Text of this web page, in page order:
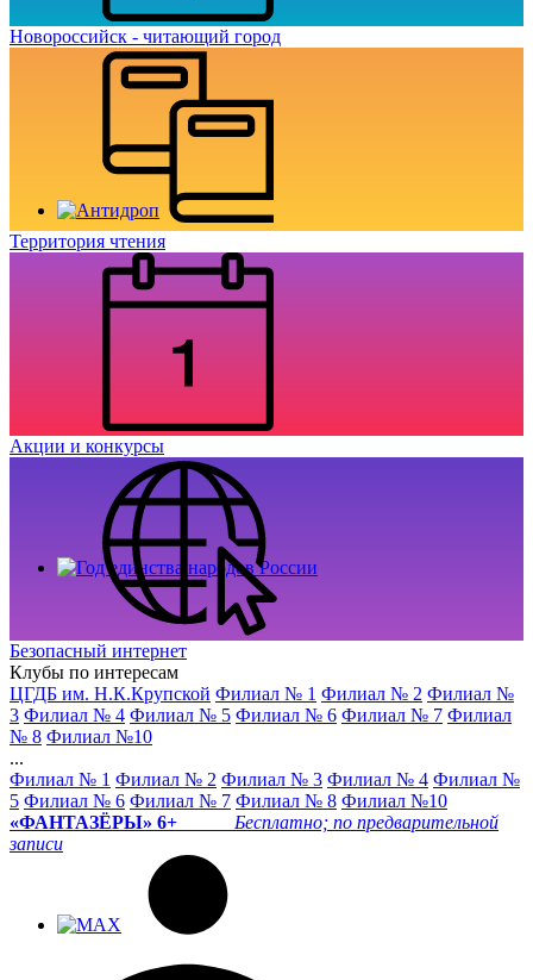
Новороссийск - читающий город
Территория чтения
Акции и конкурсы
Безопасный интернет
Клубы по интересам
ЦГДБ им. Н.К.Крупской Филиал № 1 Филиал № 2 Филиал №
3 Филиал № 4 Филиал № 5 Филиал № 6 Филиал № 7 Филиал
№ 8 Филиал №10
...
Филиал № 1 Филиал № 2 Филиал № 3 Филиал № 4 Филиал №
5 Филиал № 6 Филиал № 7 Филиал № 8 Филиал №10
«ФАНТАЗЁРЫ» 6+ Бесплатно; по предварительной
записи